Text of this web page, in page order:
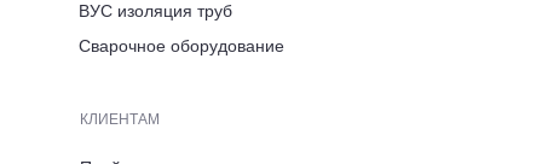
ПН-ПТ 8:00-17:00
КЛИЕНТАМ
ВУС изоляция труб
Сварочное оборудование